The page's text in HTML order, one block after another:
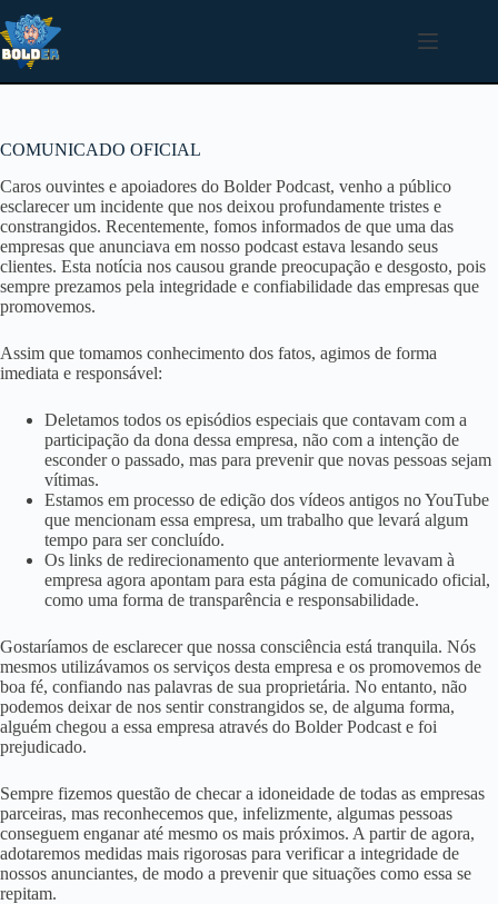
para
o
conteúdo
COMUNICADO OFICIAL
Caros ouvintes e apoiadores do Bolder Podcast, venho a público
esclarecer um incidente que nos deixou profundamente tristes e
constrangidos. Recentemente, fomos informados de que uma das
empresas que anunciava em nosso podcast estava lesando seus
clientes. Esta notícia nos causou grande preocupação e desgosto, pois
sempre prezamos pela integridade e confiabilidade das empresas que
promovemos.
Assim que tomamos conhecimento dos fatos, agimos de forma
imediata e responsável:
Deletamos todos os episódios especiais que contavam com a
participação da dona dessa empresa, não com a intenção de
esconder o passado, mas para prevenir que novas pessoas sejam
vítimas.
Estamos em processo de edição dos vídeos antigos no YouTube
que mencionam essa empresa, um trabalho que levará algum
tempo para ser concluído.
Os links de redirecionamento que anteriormente levavam à
empresa agora apontam para esta página de comunicado oficial,
como uma forma de transparência e responsabilidade.
Gostaríamos de esclarecer que nossa consciência está tranquila. Nós
mesmos utilizávamos os serviços desta empresa e os promovemos de
boa fé, confiando nas palavras de sua proprietária. No entanto, não
podemos deixar de nos sentir constrangidos se, de alguma forma,
alguém chegou a essa empresa através do Bolder Podcast e foi
prejudicado.
Sempre fizemos questão de checar a idoneidade de todas as empresas
parceiras, mas reconhecemos que, infelizmente, algumas pessoas
conseguem enganar até mesmo os mais próximos. A partir de agora,
adotaremos medidas mais rigorosas para verificar a integridade de
nossos anunciantes, de modo a prevenir que situações como essa se
repitam.